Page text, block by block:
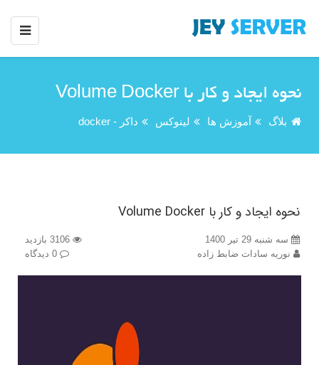
نحوه ایجاد و کار با Volume Docker
بلاگ آموزش ها لینوکس داکر - docker
نحوه ایجاد و کار با Volume Docker
سه شنبه 29 تیر 1400
نوریه سادات ضابط زاده